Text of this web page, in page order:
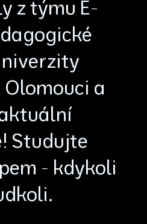
z týmu E-
a
Studujte
- kdykoli